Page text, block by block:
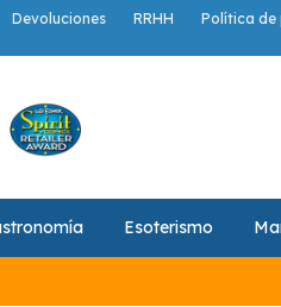
Devoluciones RRHH
Política de
Esoterismo